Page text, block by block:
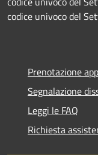
codice univoco del
Prenotazione
Segnalazione
Leggi le FAQ
Richiesta